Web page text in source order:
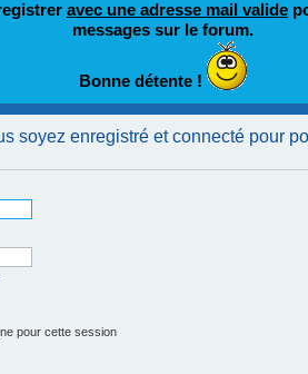
avec une adresse mail valide
messages sur le forum.
Bonne détente !
soyez enregistré et connecté pour
pour cette session